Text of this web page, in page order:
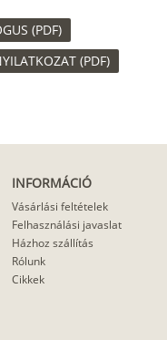
(PDF)
(PDF)
INFORMÁCIÓ
Vásárlási feltételek
Felhasználási javaslat
Házhoz szállítás
Rólunk
Cikkek